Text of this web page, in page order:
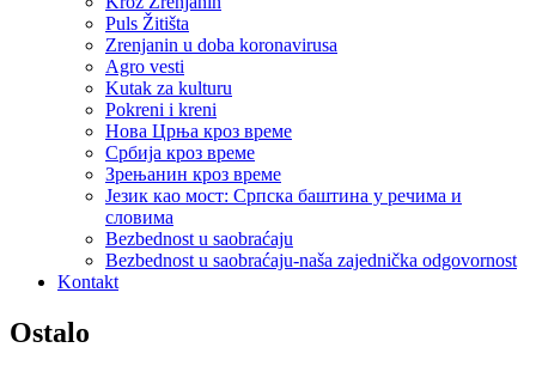
Puls Žitišta
Zrenjanin u doba koronavirusa
Agro vesti
Kutak za kulturu
Pokreni i kreni
Нова Црња кроз време
Србија кроз време
Зрењанин кроз време
Језик као мост: Српска баштина у речима и
словима
Bezbednost u saobraćaju
Bezbednost u saobraćaju-naša zajednička odgovornost
Kontakt
Ostalo